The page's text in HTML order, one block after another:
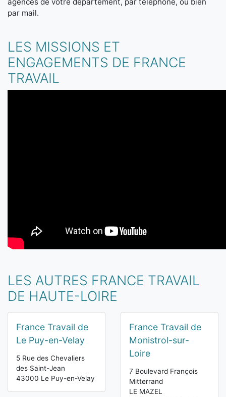
agences de votre département, par téléphone, ou bien
par mail.
LES MISSIONS ET
ENGAGEMENTS DE FRANCE
TRAVAIL
LES AUTRES FRANCE TRAVAIL
DE HAUTE-LOIRE
France Travail de
Le Puy-en-Velay
5 Rue des Chevaliers
des Saint-Jean
43000 Le Puy-en-Velay
France Travail de
Monistrol-sur-
Loire
7 Boulevard François
Mitterrand
LE MAZEL